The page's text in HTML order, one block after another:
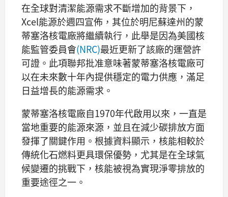
在全球對清潔能源需求不斷增加的背景下，
Xcel能源於週四宣佈，其位於明尼蘇達州的蒙
蒂塞洛核電廠將繼續執行，此舉是因為美國核
能監管委員會(NRC)最近更新了該廠的運營許
可證。此項聯邦批准意味著蒙蒂塞洛核電廠可
以在未來數十年內提供穩定的電力供應，滿足
日益增長的能源需求。
蒙蒂塞洛核電廠自1970年代啟用以來，一直是
當地重要的能源來源，並且在減少碳排放方面
發揮了關鍵作用。根據資料顯示，核能相較於
傳統化石燃料更具環保優勢，尤其是在全球氣
候變遷的挑戰下，核能被視為實現淨零排放的
重要途徑之一。